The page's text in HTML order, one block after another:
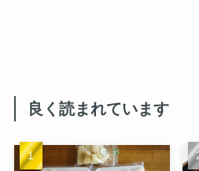
良く読まれています